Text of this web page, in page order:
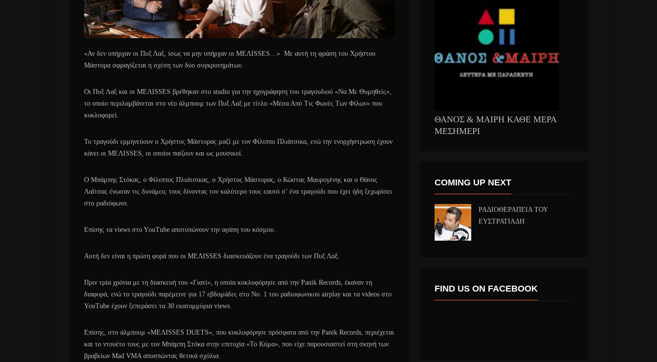
«Αν δεν υπήρχαν οι Πυξ Λαξ, ίσως να μην υπήρχαν οι ΜΕΛISSES…» Με αυτή τη φράση του Χρήστου
Μάστορα σφραγίζεται η σχέση των δύο συγκροτημάτων.
Οι Πυξ Λαξ και οι ΜEΛΙSSES βρέθηκαν στο studio για την ηχογράφηση του τραγουδιού «Να Mε Θυμηθείς»,
το οποίο περιλαμβάνεται στο νέο άλμπουμ των Πυξ Λαξ με τίτλο «Μέσα Από Τις Φωνές Των Φίλων» που
κυκλοφορεί.
Το τραγούδι ερμηνεύουν ο Χρήστος Μάστορας μαζί με τον Φίλιππο Πλιάτσικα, ενώ την ενορχήστρωση έχουν
κάνει οι ΜΕΛΙSSES, οι οποίοι παίζουν και ως μουσικοί.
Ο Μπάμπης Στόκας, ο Φίλιππος Πλιάτσικας, ο Χρήστος Μάστορας, ο Κώστας Μαυρογένης και ο Θάνος
Λαΐτσας ένωσαν τις δυνάμεις τους δίνοντας τον καλύτερο τους εαυτό σ’ ένα τραγούδι που έχει ήδη ξεχωρίσει
στο ραδιόφωνο.
Επίσης τα views στο ΥouΤube αποτυπώνουν την αγάπη του κόσμου.
Αυτή δεν είναι η πρώτη φορά που οι ΜΕΛΙSSES διασκευάζουν ένα τραγούδι των Πυξ Λαξ.
Πριν τρία χρόνια με τη διασκευή του «Γιατί», η οποία κυκλοφόρησε από την Panik Records, έκαναν τη
διαφορά, ενώ το τραγούδι παρέμεινε για 17 εβδομάδες στο No. 1 του ραδιοφωνικού airplay και τα videos στο
YouTube έχουν ξεπεράσει τα 30 εκατομμύρια views.
Επίσης, στο άλμπουμ «ΜΕΛΙSSES DUETS», που κυκλοφόρησε πρόσφατα από την Panik Records, περιέχεται
και το ντουέτο τους με τον Μπάμπη Στόκα στην επιτυχία «Το Κύμα», που είχε παρουσιαστεί στη σκηνή των
βραβείων Mad VMA αποσπώντας θετικά σχόλια.
ΘΑΝΟΣ & ΜΑΙΡΗ ΚΑΘΕ ΜΕΡΑ
ΜΕΣΗΜΕΡΙ
COMING UP NEXT
ΡΑΔΙΟΘΕΡΑΠΕΙΑ ΤΟΥ
ΕΥΣΤΡΑΤΙΑΔΗ
FIND US ON FACEBOOK